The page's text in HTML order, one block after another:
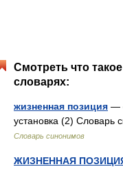
Смотреть что
словарях:
жизненная позиция —
установка (2)
Словарь синонимов
ЖИЗНЕННАЯ